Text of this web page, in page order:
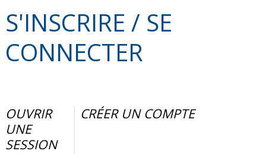
S'INSCRIRE / SE
CONNECTER
OUVRIR
UNE
SESSION
CRÉER UN COMPTE